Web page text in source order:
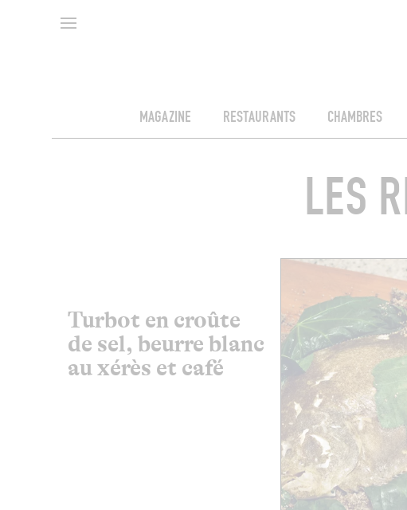
MAGAZINE RESTAURANTS CHAMBRES
LES
Turbot en croûte
de sel, beurre blanc
au xérès et café